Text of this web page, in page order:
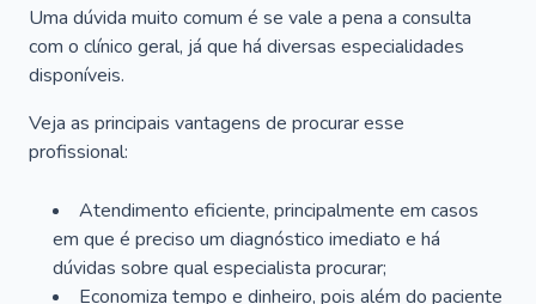
Uma dúvida muito comum é se vale a pena a consulta
com o clínico geral, já que há diversas especialidades
disponíveis.
Veja as principais vantagens de procurar esse
profissional:
Atendimento eficiente, principalmente em casos
em que é preciso um diagnóstico imediato e há
dúvidas sobre qual especialista procurar;
Economiza tempo e dinheiro, pois além do paciente